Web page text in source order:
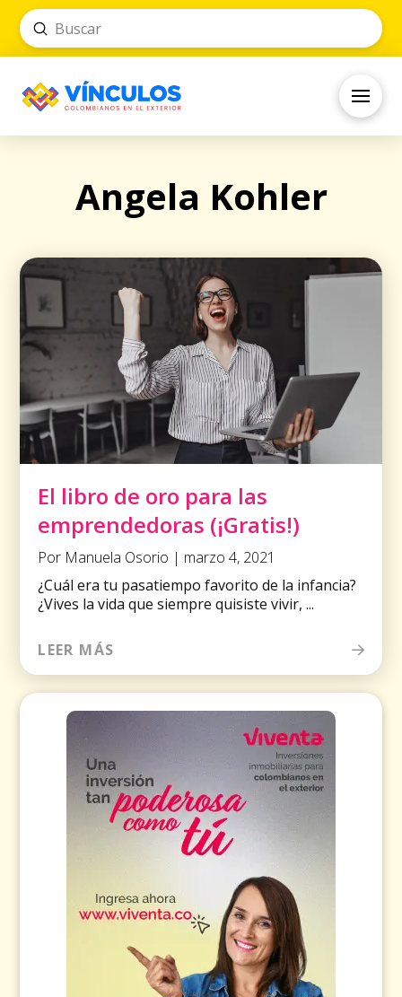
Search
Submit
Angela Kohler
El libro de oro para las
emprendedoras (¡Gratis!)
Por Manuela Osorio | marzo 4, 2021
¿Cuál era tu pasatiempo favorito de la infancia?
¿Vives la vida que siempre quisiste vivir, ...
LEER MÁS